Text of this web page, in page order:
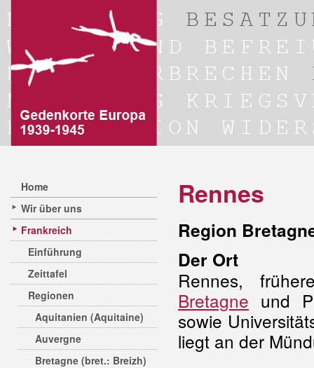
Home
Wir über uns
Frankreich
Einführung
Zeittafel
Regionen
Aquitanien (Aquitaine)
Auvergne
Bretagne (bret.: Breizh)
Rennes
Region
Der Ort
Rennes,
Bretagne und
sowie
liegt an der